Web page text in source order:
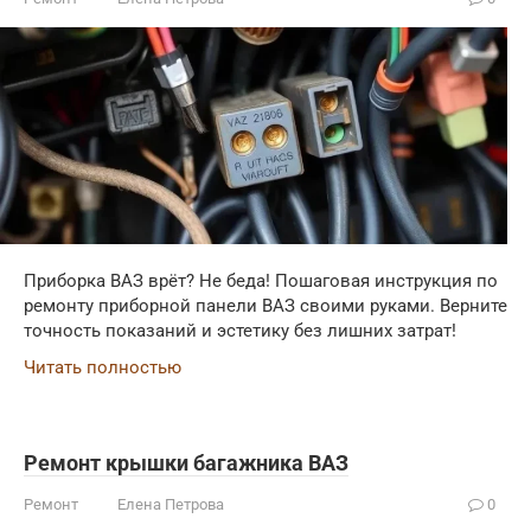
Приборка ВАЗ врёт? Не беда! Пошаговая инструкция по
ремонту приборной панели ВАЗ своими руками. Верните
точность показаний и эстетику без лишних затрат!
Читать полностью
Ремонт крышки багажника ВАЗ
Ремонт Елена Петрова 0